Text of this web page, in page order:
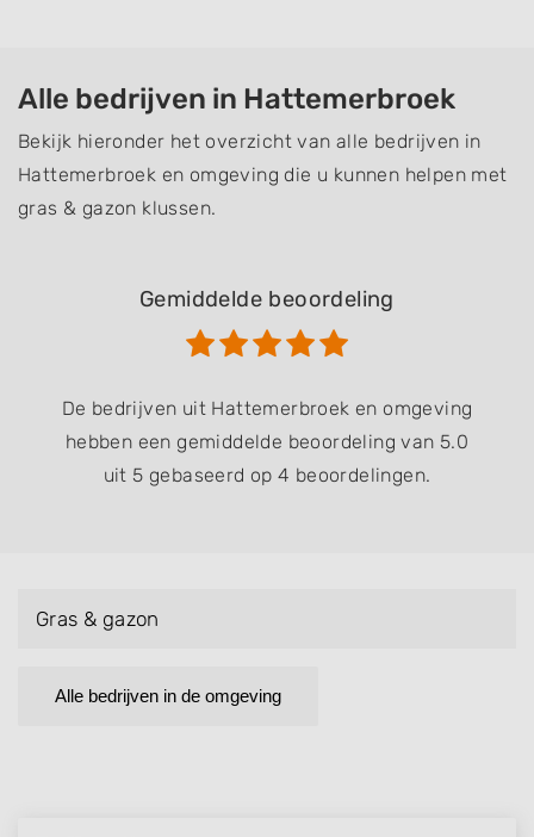
Alle bedrijven in Hattemerbroek
Bekijk hieronder het overzicht van alle bedrijven in
Hattemerbroek en omgeving die u kunnen helpen met
gras & gazon klussen.
Gemiddelde beoordeling
De bedrijven uit Hattemerbroek en omgeving
hebben een gemiddelde beoordeling van 5.0
uit 5 gebaseerd op 4 beoordelingen.
Gras & gazon
Alle bedrijven in de omgeving